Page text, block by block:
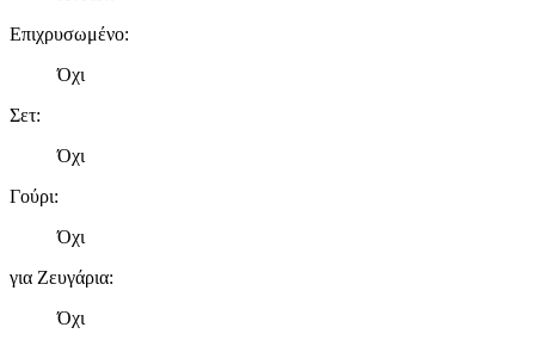
Επιχρυσωμένο:
Όχι
Σετ:
Όχι
Γούρι:
Όχι
για Ζευγάρια:
Όχι